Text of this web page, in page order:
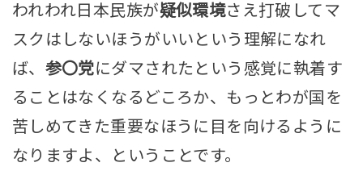
われわれ日本民族が疑似環境さえ打破してマ
スクはしないほうがいいという理解になれ
ば、 参〇党にダマされたという感覚に執着す
ることはなくなるどころか、もっとわが国を
苦しめてきた重要なほうに目を向けるように
なりますよ、ということです。